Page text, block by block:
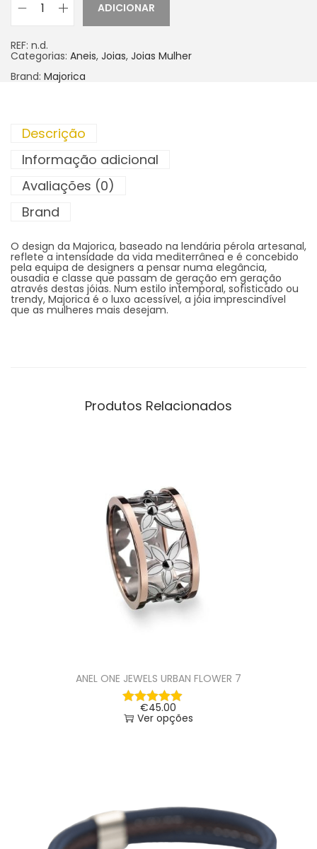
ADICIONAR
REF: n.d.
Categorias: Aneis, Joias, Joias Mulher
Brand: Majorica
Descrição
Informação adicional
Avaliações (0)
Brand
O design da Majorica, baseado na lendária pérola artesanal,
reflete a intensidade da vida mediterrânea e é concebido
pela equipa de designers a pensar numa elegância,
ousadia e classe que passam de geração em geração
através destas jóias. Num estilo intemporal, sofisticado ou
trendy, Majorica é o luxo acessível, a jóia imprescindível
que as mulheres mais desejam.
Produtos Relacionados
ANEL ONE JEWELS URBAN FLOWER 7
€45.00
Ver opções